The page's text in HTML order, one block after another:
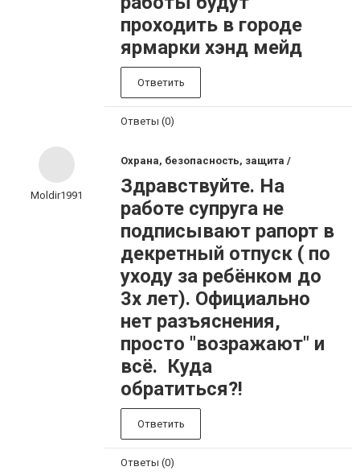
проходить в городе
ярмарки хэнд мейд
Ответить
Ответы (0)
Moldir1991
Охрана, безопасность, защита /
Здравствуйте. На
работе супруга не
подписывают рапорт в
декретный отпуск ( по
уходу за ребёнком до
3х лет). Официально
нет разъяснения,
просто "возражают" и
всё. Куда
обратиться?!
Ответить
Ответы (0)